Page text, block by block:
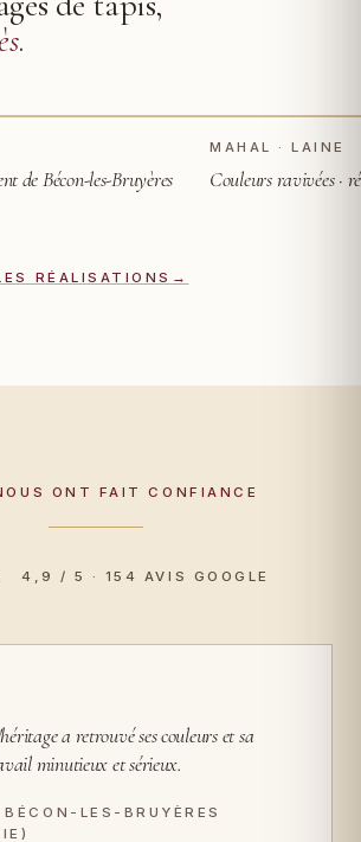
.
de Bécon-les-Bruyères
AVANT
MAHAL · LAINE
Couleurs ravivées ·
RÉALISATIONS →
ONT FAIT CONFIANCE
/ 5 · 154 AVIS GOOGLE
a retrouvé ses couleurs et sa
minutieux et sérieux.
LES-BRUYÈRES